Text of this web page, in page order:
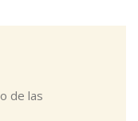
de las